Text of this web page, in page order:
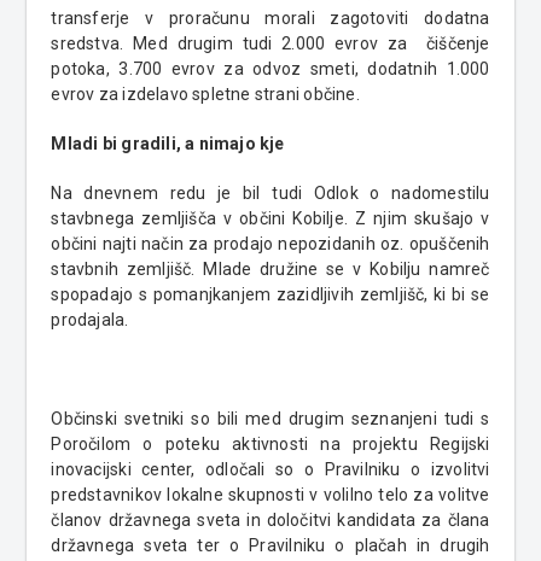
transferje v proračunu morali zagotoviti dodatna
sredstva. Med drugim tudi 2.000 evrov za čiščenje
potoka, 3.700 evrov za odvoz smeti, dodatnih 1.000
evrov za izdelavo spletne strani občine.
Mladi bi gradili, a nimajo kje
Na dnevnem redu je bil tudi Odlok o nadomestilu
stavbnega zemljišča v občini Kobilje. Z njim skušajo v
občini najti način za prodajo nepozidanih oz. opuščenih
stavbnih zemljišč. Mlade družine se v Kobilju namreč
spopadajo s pomanjkanjem zazidljivih zemljišč, ki bi se
prodajala.
Občinski svetniki so bili med drugim seznanjeni tudi s
Poročilom o poteku aktivnosti na projektu Regijski
inovacijski center, odločali so o Pravilniku o izvolitvi
predstavnikov lokalne skupnosti v volilno telo za volitve
članov državnega sveta in določitvi kandidata za člana
državnega sveta ter o Pravilniku o plačah in drugih